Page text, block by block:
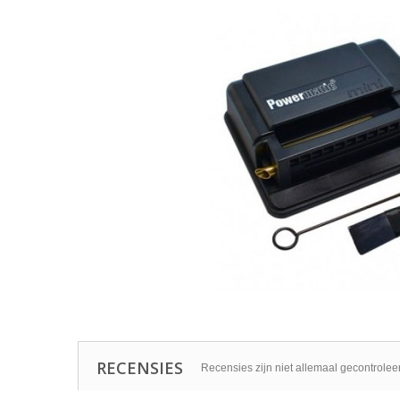
RECENSIES Recensies zijn niet allemaal